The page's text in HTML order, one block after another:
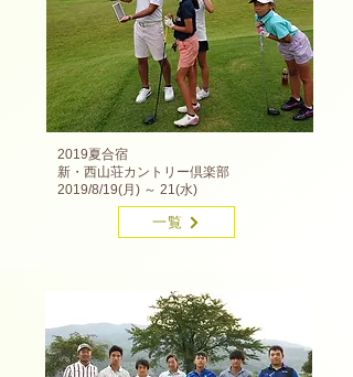
2019夏合宿
新・西山荘カントリー倶楽部
2019/8/19(月) ～ 21(水)
一覧